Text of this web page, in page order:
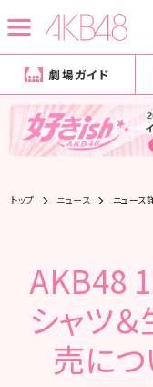
劇場ガイド
トップ ニュース ニュース
AKB48
シャツ
売に